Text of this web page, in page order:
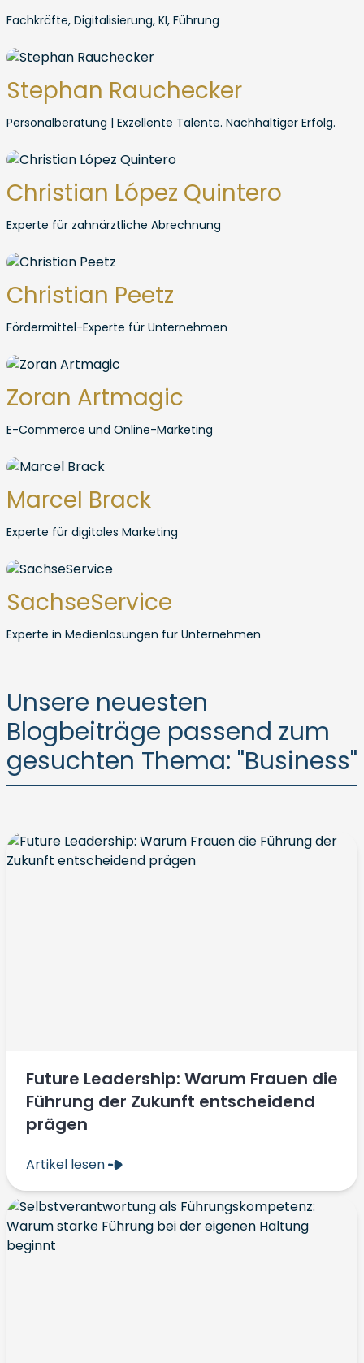
Fachkräfte, Digitalisierung, KI, Führung
Stephan Rauchecker
Personalberatung | Exzellente Talente. Nachhaltiger Erfolg.
Christian López Quintero
Experte für zahnärztliche Abrechnung
Christian Peetz
Fördermittel-Experte für Unternehmen
Zoran Artmagic
E-Commerce und Online-Marketing
Marcel Brack
Experte für digitales Marketing
SachseService
Experte in Medienlösungen für Unternehmen
Unsere neuesten
Blogbeiträge passend zum
gesuchten Thema: "Business"
Future Leadership: Warum Frauen die
Führung der Zukunft entscheidend
prägen
Artikel lesen